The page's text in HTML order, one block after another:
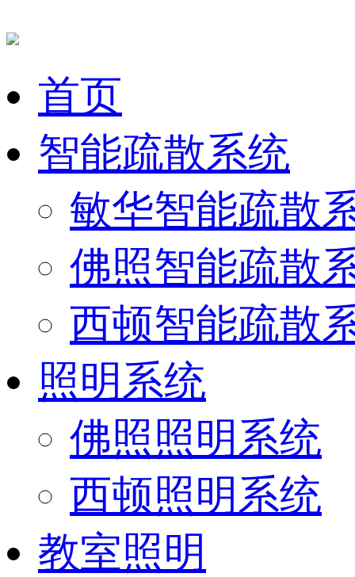
首页
智能疏散系统
敏华智能疏散
佛照智能疏散
西顿智能疏散
照明系统
佛照照明系统
西顿照明系统
教室照明